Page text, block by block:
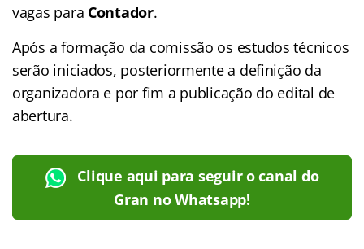
vagas para Contador.
Após a formação da comissão os estudos técnicos
serão iniciados, posteriormente a definição da
organizadora e por fim a publicação do edital de
abertura.
Clique aqui para seguir o canal do
Gran no Whatsapp!